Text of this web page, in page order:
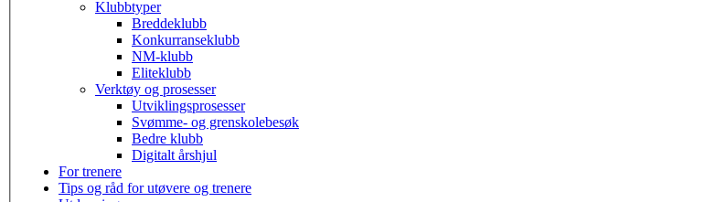
Klubbtyper
Breddeklubb
Konkurranseklubb
NM-klubb
Eliteklubb
Verktøy og prosesser
Utviklingsprosesser
Svømme- og grenskolebesøk
Bedre klubb
Digitalt årshjul
For trenere
Tips og råd for utøvere og trenere